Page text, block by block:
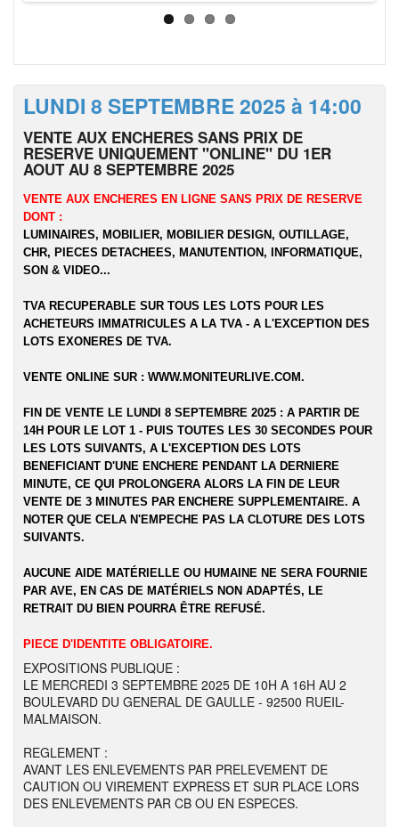
LUNDI 8 SEPTEMBRE 2025 à 14:00
VENTE AUX ENCHERES SANS PRIX DE
RESERVE UNIQUEMENT "ONLINE" DU 1ER
AOUT AU 8 SEPTEMBRE 2025
VENTE AUX ENCHERES EN LIGNE SANS PRIX DE RESERVE
DONT :
LUMINAIRES, MOBILIER, MOBILIER DESIGN, OUTILLAGE,
CHR, PIECES DETACHEES, MANUTENTION, INFORMATIQUE,
SON & VIDEO...
TVA RECUPERABLE SUR TOUS LES LOTS POUR LES
ACHETEURS IMMATRICULES A LA TVA - A L'EXCEPTION DES
LOTS EXONERES DE TVA.
VENTE ONLINE SUR : WWW.MONITEURLIVE.COM.
FIN DE VENTE LE LUNDI 8 SEPTEMBRE 2025 : A PARTIR DE
14H POUR LE LOT 1 - PUIS TOUTES LES 30 SECONDES POUR
LES LOTS SUIVANTS, A L'EXCEPTION DES LOTS
BENEFICIANT D'UNE ENCHERE PENDANT LA DERNIERE
MINUTE, CE QUI PROLONGERA ALORS LA FIN DE LEUR
VENTE DE 3 MINUTES PAR ENCHERE SUPPLEMENTAIRE. A
NOTER QUE CELA N'EMPECHE PAS LA CLOTURE DES LOTS
SUIVANTS.
AUCUNE AIDE MATÉRIELLE OU HUMAINE NE SERA FOURNIE
PAR AVE, EN CAS DE MATÉRIELS NON ADAPTÉS, LE
RETRAIT DU BIEN POURRA ÊTRE REFUSÉ.
PIECE D'IDENTITE OBLIGATOIRE.
EXPOSITIONS PUBLIQUE :
LE MERCREDI 3 SEPTEMBRE 2025 DE 10H A 16H AU 2
BOULEVARD DU GENERAL DE GAULLE - 92500 RUEIL-
MALMAISON.
REGLEMENT :
AVANT LES ENLEVEMENTS PAR PRELEVEMENT DE
CAUTION OU VIREMENT EXPRESS ET SUR PLACE LORS
DES ENLEVEMENTS PAR CB OU EN ESPECES.